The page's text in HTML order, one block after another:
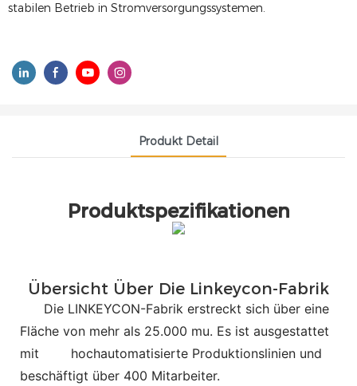
stabilen Betrieb in Stromversorgungssystemen.
Produkt Detail
Produktspezifikationen
Übersicht Über Die Linkeycon-Fabrik
Die LINKEYCON-Fabrik erstreckt sich über eine
Fläche von mehr als 25.000 mu. Es ist ausgestattet
mit
hochautomatisierte Produktionslinien und
beschäftigt über 400 Mitarbeiter.